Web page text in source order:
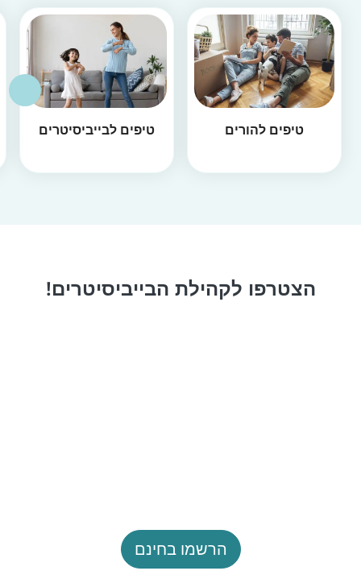
טיפים להורים טיפים לבייביסיטרים
הצטרפו לקהילת הבייביסיטרים!
הרשמו בחינם